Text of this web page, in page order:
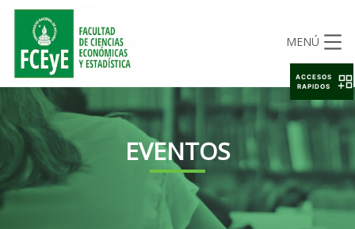
MENÚ
EVENTOS
ACCESOS
RAPIDOS